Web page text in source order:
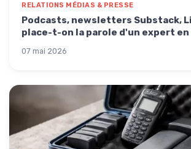
RELATIONS MÉDIAS & PRESSE
Podcasts, newsletters Substack,
place-t-on la parole d'un expert en
07 mai 2026